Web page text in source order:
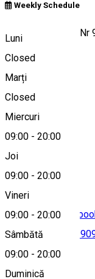
Weekly Schedule
Luni
Closed
Marți
Closed
Miercuri
09:00 - 20:00
Joi
09:00 - 20:00
Vineri
09:00 - 20:00
Sâmbătă
09:00 - 20:00
Duminică
Strada Castanilor Nr
Hartă
https://
House-
Despre